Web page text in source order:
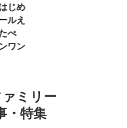
じめ
ルえ
ぺ
ワン
ミリー
・特集